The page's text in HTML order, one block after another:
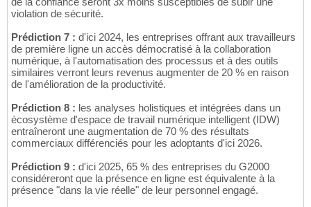
violation de sécurité.
Prédiction 7 : d'ici 2024, les entreprises offrant aux travailleurs
de première ligne un accès démocratisé à la collaboration
numérique, à l'automatisation des processus et à des outils
similaires verront leurs revenus augmenter de 20 % en raison
de l'amélioration de la productivité.
Prédiction 8 : les analyses holistiques et intégrées dans un
écosystème d'espace de travail numérique intelligent (IDW)
entraîneront une augmentation de 70 % des résultats
commerciaux différenciés pour les adoptants d'ici 2026.
Prédiction 9 : d'ici 2025, 65 % des entreprises du G2000
considéreront que la présence en ligne est équivalente à la
présence "dans la vie réelle" de leur personnel engagé.